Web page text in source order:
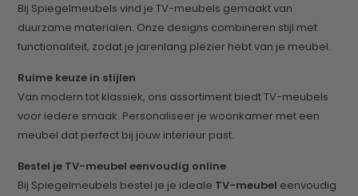
Bij Spiegelmeubels vind je TV-meubels gemaakt van
duurzame materialen. Onze designs combineren stijl met
functionaliteit, zodat je jarenlang plezier hebt van je meubel.
Ruime keuze in stijlen
Van modern tot klassiek, ons assortiment biedt TV-meubels
voor iedere smaak. Personaliseer je woonkamer met een
meubel dat perfect bij jouw interieur past.
Bestel je TV-meubel eenvoudig online
Bij Spiegelmeubels bestel je je ideale TV-meubel eenvoudig